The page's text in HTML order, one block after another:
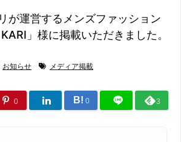
が運営するメンズファッション
」様に掲載いただきました。
お知らせ メディア掲載
0 B! 0 3